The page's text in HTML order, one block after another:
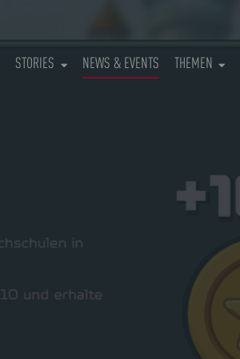
STORIES NEWS & EVENTS(CURRENT)
THEMEN